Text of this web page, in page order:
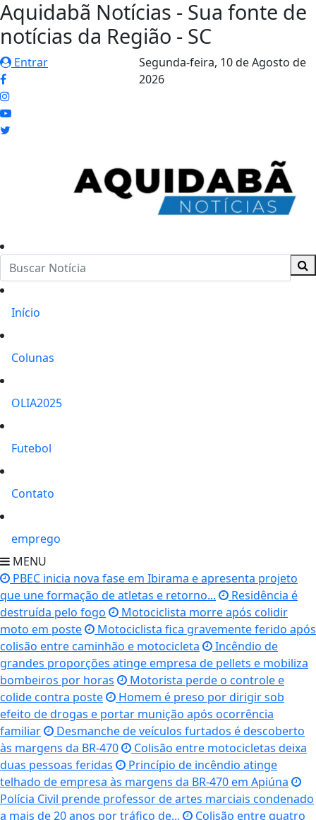
Aquidabã Notícias - Sua fonte de
notícias da Região - SC
Entrar Segunda-feira, 10 de Agosto de
2026
Início
Colunas
OLIA2025
Futebol
Contato
emprego
MENU
PBEC inicia nova fase em Ibirama e apresenta projeto
que une formação de atletas e retorno...
Residência é
destruída pelo fogo
Motociclista morre após colidir
moto em poste
Motociclista fica gravemente ferido após
colisão entre caminhão e motocicleta
Incêndio de
grandes proporções atinge empresa de pellets e mobiliza
bombeiros por horas
Motorista perde o controle e
colide contra poste
Homem é preso por dirigir sob
efeito de drogas e portar munição após ocorrência
familiar
Desmanche de veículos furtados é descoberto
às margens da BR-470
Colisão entre motocicletas deixa
duas pessoas feridas
Princípio de incêndio atinge
telhado de empresa às margens da BR-470 em Apiúna
Polícia Civil prende professor de artes marciais condenado
a mais de 20 anos por tráfico de...
Colisão entre quatro